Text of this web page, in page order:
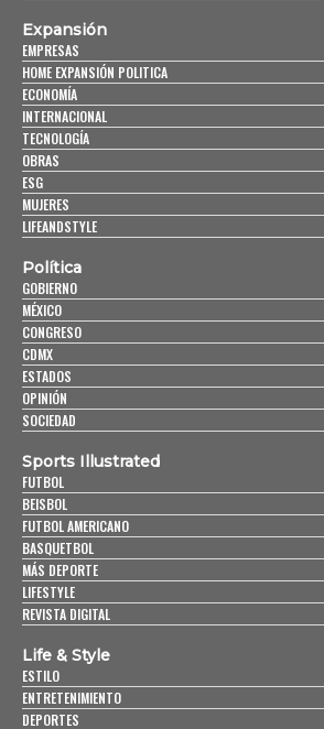
Expansión
EMPRESAS
HOME EXPANSIÓN POLITICA
ECONOMÍA
INTERNACIONAL
TECNOLOGÍA
OBRAS
ESG
MUJERES
LIFEANDSTYLE
Política
GOBIERNO
MÉXICO
CONGRESO
CDMX
ESTADOS
OPINIÓN
SOCIEDAD
Sports Illustrated
FUTBOL
BEISBOL
FUTBOL AMERICANO
BASQUETBOL
MÁS DEPORTE
LIFESTYLE
REVISTA DIGITAL
Life & Style
ESTILO
ENTRETENIMIENTO
DEPORTES